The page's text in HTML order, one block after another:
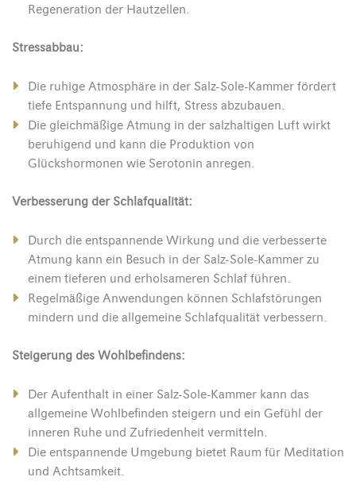
Regeneration der Hautzellen.
Stressabbau:
Die ruhige Atmosphäre in der Salz-Sole-Kammer fördert
tiefe Entspannung und hilft, Stress abzubauen.
Die gleichmäßige Atmung in der salzhaltigen Luft wirkt
beruhigend und kann die Produktion von
Glückshormonen wie Serotonin anregen.
Verbesserung der Schlafqualität:
Durch die entspannende Wirkung und die verbesserte
Atmung kann ein Besuch in der Salz-Sole-Kammer zu
einem tieferen und erholsameren Schlaf führen.
Regelmäßige Anwendungen können Schlafstörungen
mindern und die allgemeine Schlafqualität verbessern.
Steigerung des Wohlbefindens:
Der Aufenthalt in einer Salz-Sole-Kammer kann das
allgemeine Wohlbefinden steigern und ein Gefühl der
inneren Ruhe und Zufriedenheit vermitteln.
Die entspannende Umgebung bietet Raum für Meditation
und Achtsamkeit.